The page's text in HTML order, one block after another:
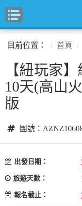
目前位置： 首頁
【紐玩家
10天(高山
版
團號：
出發日期：
旅遊天數：
報名截止：